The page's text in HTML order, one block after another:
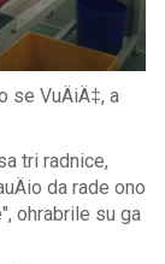
VuÄiÄ‡, a
tri radnice,
da rade ono
ohrabrile su ga